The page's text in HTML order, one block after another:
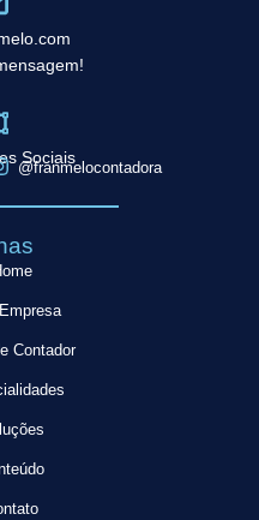
Sociais
@franmelocontadora
Contador